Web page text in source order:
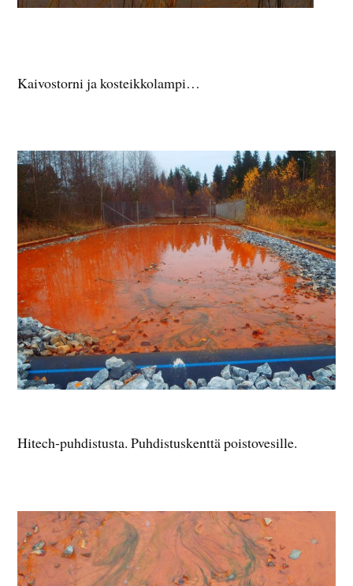
Kaivostorni ja kosteikkolampi…
Hitech-puhdistusta. Puhdistuskenttä poistovesille.